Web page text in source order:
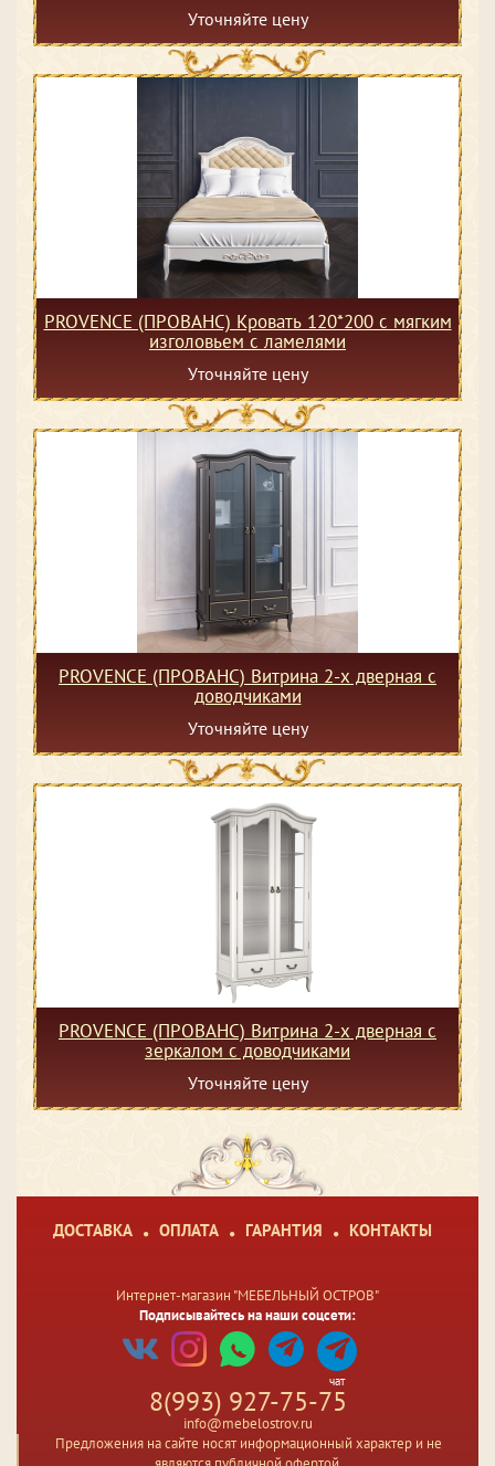
Уточняйте цену
PROVENCE (ПРОВАНС) Кровать 120*200 с мягким
изголовьем с ламелями
Уточняйте цену
PROVENCE (ПРОВАНС) Витрина 2-х дверная с
доводчиками
Уточняйте цену
PROVENCE (ПРОВАНС) Витрина 2-х дверная с
зеркалом с доводчиками
Уточняйте цену
ДОСТАВКА ОПЛАТА ГАРАНТИЯ КОНТАКТЫ
Интернет-магазин "МЕБЕЛЬНЫЙ ОСТРОВ"
Подписывайтесь на наши соцсети:
чат
8(993) 927-75-75
info@mebelostrov.ru
Предложения на сайте носят информационный характер и не